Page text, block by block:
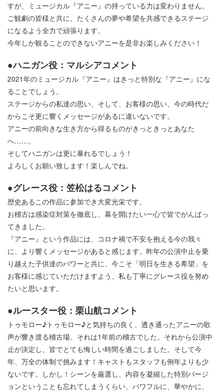
すが、ミュージカル『アニー』の持っている力は変わりません。
ご観劇の皆様と共に、たくさんの夢や希望を共感できるステージ
になるよう全力で頑張ります。
今年しか観ることのできないアニーを是非お楽しみください！
●ハニガン役：マルシアコメント
2021年のミュージカル『アニー』はきっと特別な『アニー』にな
ることでしょう。
ステージからの私達の思い、そして、お客様の思い、今の時代だ
からこそ更に響くメッセージがあるに違いないです。
アニーの前向きな生き方から得るものがきっときっとあなた
へ……。
そしてハニガンは更に暴れるでしょう！
よろしくお願い致します！楽しんでね。
●グレース役：笠松はるコメント
歴史あるこの作品に参加でき大変光栄です。
お稽古は感染症対策を徹底し、幕を開けたい一心で皆でがんばっ
てきました。
『アニー』という作品には、コロナ禍で不安を抱える今の我々
に、より響くメッセージがあると感じます。昨年の公演中止を乗
り越えた子供達のパワーと共に、今こそ「明日を生きる希望」を
お客様に感じていただけますよう、私も丁寧にグレース役を努め
たいと思います。
●ルースター役：栗山航コメント
トゥモロー♪トゥモロー♪と気持ちの良く、透き通ったアニーの歌
声が響き渡る稽古場。それは1年前の稽古でした。それから公演中
止が決定し、皆でとても悔しい時間を過ごしました。そして今
年、万全の体制で挑みます！キャストもスタッフも例年よりも少
ないです。しかし！シーンを厳選し、内容を凝縮した特別バージ
ョンということも忘れてしまうくらい、パワフルに、華やかに、